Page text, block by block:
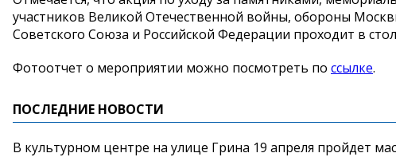
участников Великой Отечественной войны, обороны
Советского Союза и Российской Федерации проходит в
Фотоотчет о мероприятии можно посмотреть по ссылке.
ПОСЛЕДНИЕ НОВОСТИ
В культурном центре на улице Грина 19 апреля пройдет